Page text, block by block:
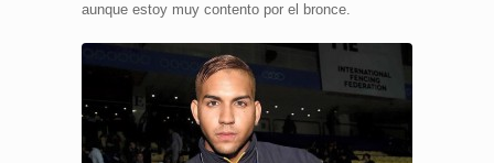
aunque estoy muy contento por el bronce.